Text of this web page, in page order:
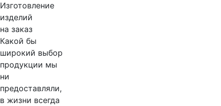
Изготовление
изделий
на заказ
Какой бы
широкий выбор
продукции мы
ни
предоставляли,
в жизни всегда